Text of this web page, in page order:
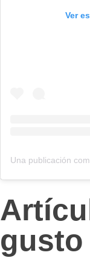
Ver
gusto